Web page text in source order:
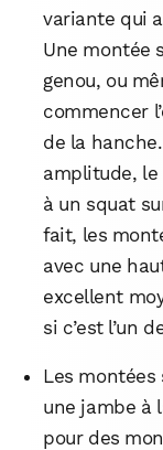
variante qui
Une montée
genou, ou
commencer
de la
amplitude, le
à un squat
fait, les
avec une
excellent
si c’est l’un
Les montées
une jambe à
pour des